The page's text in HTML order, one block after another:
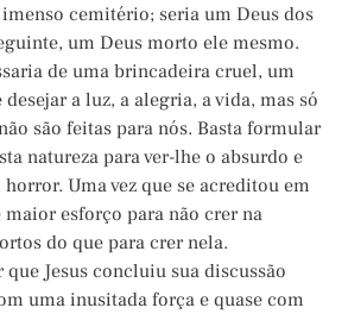
cemitério; seria um Deus dos
um Deus morto ele mesmo.
de uma brincadeira cruel, um
a luz, a alegria, a vida, mas só
são feitas para nós. Basta formular
natureza para ver-lhe o absurdo e
Uma vez que se acreditou em
maior esforço para não crer na
do que para crer nela.
que Jesus concluiu sua discussão
uma inusitada força e quase com